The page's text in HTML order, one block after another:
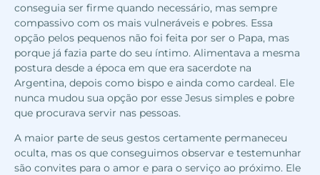
conseguia ser firme quando necessário, mas sempre
compassivo com os mais vulneráveis e pobres. Essa
opção pelos pequenos não foi feita por ser o Papa, mas
porque já fazia parte do seu íntimo. Alimentava a mesma
postura desde a época em que era sacerdote na
Argentina, depois como bispo e ainda como cardeal. Ele
nunca mudou sua opção por esse Jesus simples e pobre
que procurava servir nas pessoas.
A maior parte de seus gestos certamente permaneceu
oculta, mas os que conseguimos observar e testemunhar
são convites para o amor e para o serviço ao próximo. Ele